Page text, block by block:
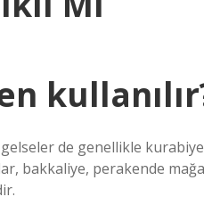
de genellikle
bakkaliye, perakende